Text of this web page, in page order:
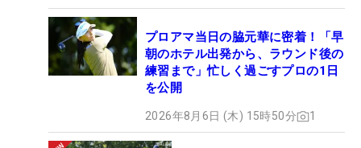
プロアマ当日の脇元華に密着！「早
朝のホテル出発から、ラウンド後の
練習まで」忙しく過ごすプロの1日
を公開
2026年8月6日 (木) 15時50分 1